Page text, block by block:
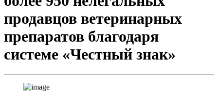
продавцов ветеринарных
препаратов благодаря
системе «Честный знак»